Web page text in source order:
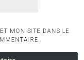
MON SITE DANS LE